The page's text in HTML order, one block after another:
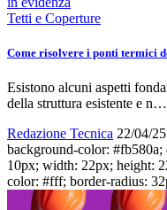
Tetti e Coperture
Come risolvere i ponti termici
Esistono alcuni aspetti
della struttura esistente e n…
Redazione Tecnica 22/04/25
background-color:
10px; width: 22px; height:
color: #fff; border-radius: